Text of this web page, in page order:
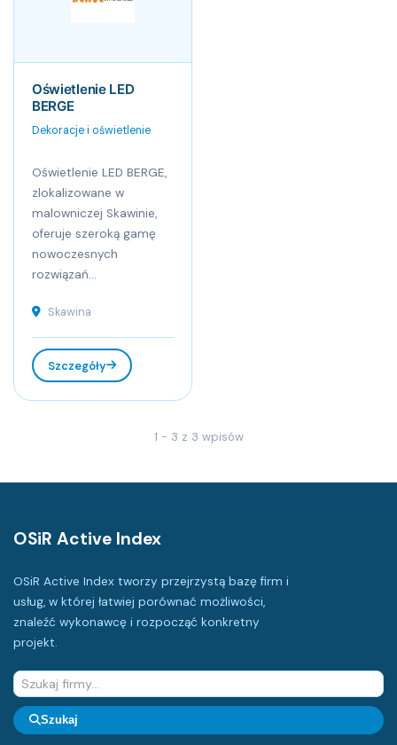
Oświetlenie LED
BERGE
Dekoracje i oświetlenie
Oświetlenie LED BERGE,
zlokalizowane w
malowniczej Skawinie,
oferuje szeroką gamę
nowoczesnych
rozwiązań...
Skawina
Szczegóły
1 - 3 z 3 wpisów
OSiR Active Index
OSiR Active Index tworzy przejrzystą bazę firm i
usług, w której łatwiej porównać możliwości,
znaleźć wykonawcę i rozpocząć konkretny
projekt.
Szukaj